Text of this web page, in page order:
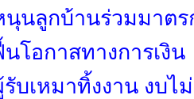
นุนลูกบ้านร่วมมาต
โอกาสทางการเงิน
บเหมาทิ้งงาน งบไ